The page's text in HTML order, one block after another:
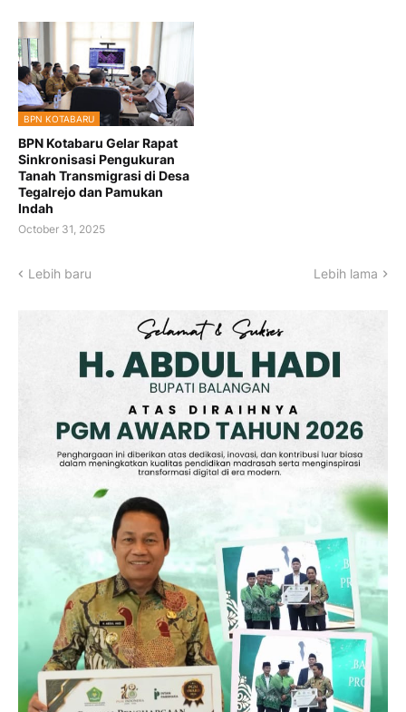
BPN KOTABARU
BPN Kotabaru Gelar Rapat
Sinkronisasi Pengukuran
Tanah Transmigrasi di Desa
Tegalrejo dan Pamukan
Indah
October 31, 2025
Lebih baru Lebih lama